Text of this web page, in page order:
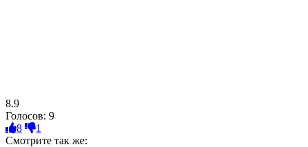
8.9
Голосов: 9
8
1
Смотрите так же: